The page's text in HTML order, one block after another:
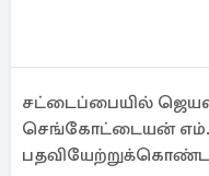
சட்டைப்பையில்
செங்கோட்டையன்